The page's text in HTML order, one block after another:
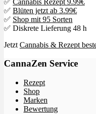
✅ Blüten jetzt ab 3.99€
✅ Shop mit 95 Sorten
✅ Diskrete Lieferung 48 h
Jetzt Cannabis & Rezept
CannaZen Service
Rezept
Shop
Marken
Bewertung